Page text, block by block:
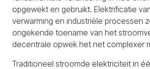
opgewekt en gebruikt. Elektrificatie
verwarming en industriële processen
ongekende toename van het
decentrale opwek het net complexer
Traditioneel stroomde elektriciteit in